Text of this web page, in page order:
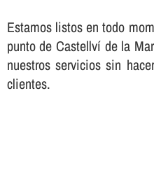
Estamos listos en todo
punto de Castellví de la
nuestros servicios sin
clientes.